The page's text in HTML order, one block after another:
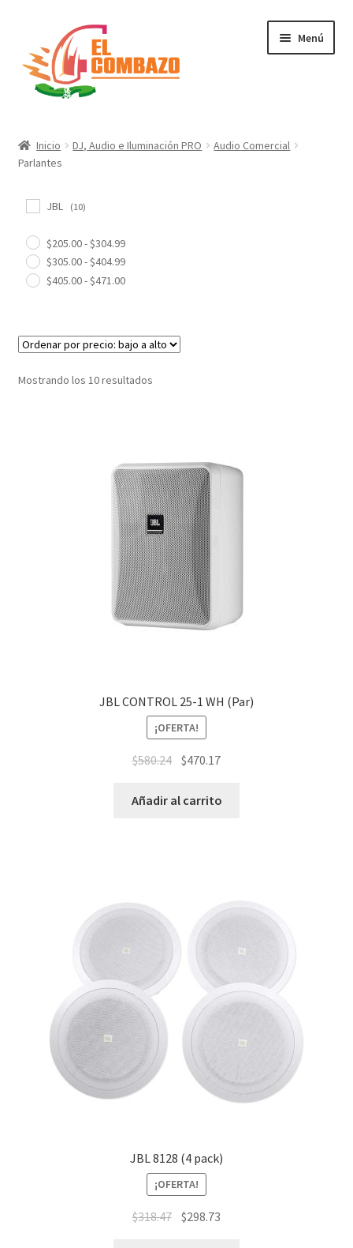
Menú
DJ, Audio e Iluminación PRO
Grabación de Audio & Video
Tecnología
Hogar
Marcas
Inicio DJ, Audio e Iluminación PRO
Audio Comercial
Parlantes
Mostrando los 10 resultados
JBL CONTROL 25-1 WH (Par)
¡OFERTA!
$580.24 $470.17
Añadir al carrito
JBL 8128 (4 pack)
¡OFERTA!
$318.47 $298.73
JBL (10)
$205.00-$304.99
$305.00-$404.99
$405.00-$471.00